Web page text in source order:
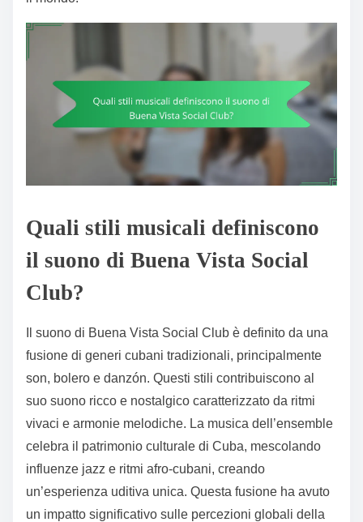
Quali stili musicali definiscono
il suono di Buena Vista Social
Club?
Il suono di Buena Vista Social Club è definito da una
fusione di generi cubani tradizionali, principalmente
son, bolero e danzón. Questi stili contribuiscono al
suo suono ricco e nostalgico caratterizzato da ritmi
vivaci e armonie melodiche. La musica dell’ensemble
celebra il patrimonio culturale di Cuba, mescolando
influenze jazz e ritmi afro-cubani, creando
un’esperienza uditiva unica. Questa fusione ha avuto
un impatto significativo sulle percezioni globali della